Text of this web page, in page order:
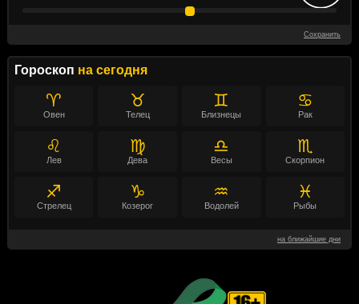
Сохранить
Гороскоп на сегодня
♈
Овен
♉
Телец
♊
Близнецы
♋
Рак
♌
Лев
♍
Дева
♎
Весы
♏
Скорпион
♐
Стрелец
♑
Козерог
♒
Водолей
♓
Рыбы
на ближайшие дни